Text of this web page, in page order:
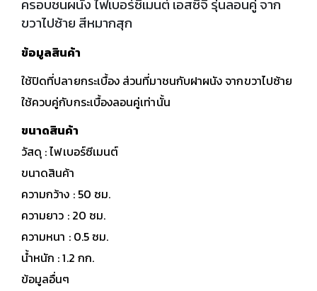
ครอบชนผนัง ไฟเบอร์ซีเมนต์ เอสซีจี รุ่นลอนคู่ จาก
ขวาไปซ้าย สีหมากสุก
ข้อมูลสินค้า
ใช้ปิดที่ปลายกระเบื้อง ส่วนที่มาชนกับฝาผนัง จากขวาไปซ้าย
ใช้ควบคู่กับกระเบื้องลอนคู่เท่านั้น
ขนาดสินค้า
วัสดุ : ไฟเบอร์ซีเมนต์
ขนาดสินค้า
ความกว้าง : 50 ซม.
ความยาว : 20 ซม.
ความหนา : 0.5 ซม.
น้ำหนัก : 1.2 กก.
ข้อมูลอื่นๆ